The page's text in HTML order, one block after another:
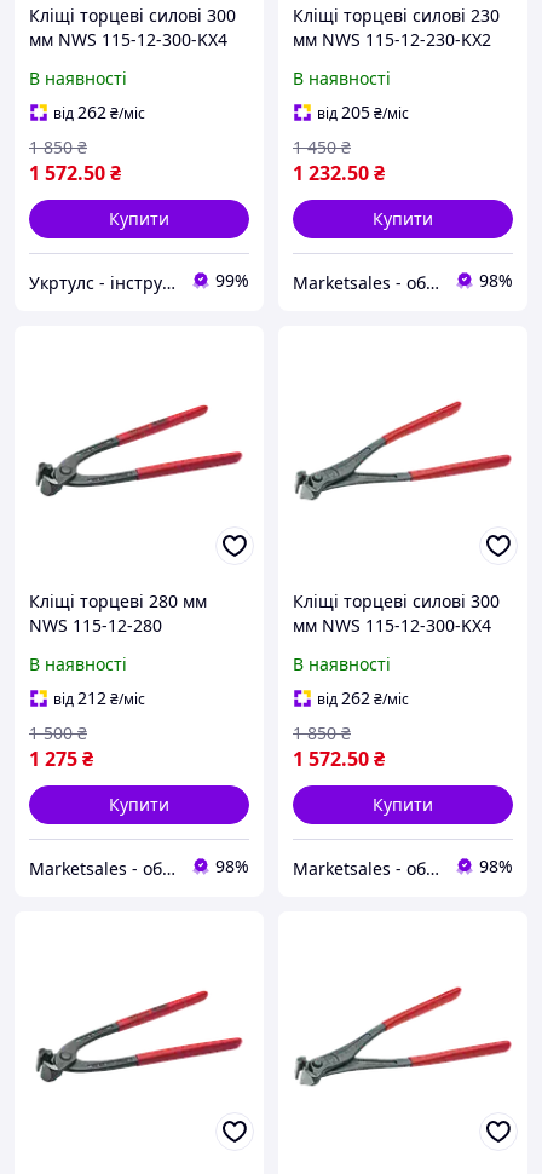
Кліщі торцеві силові 300
мм NWS 115-12-300-KX4
В наявності
від262₴/міс
1 572.50₴
1 850 ₴
Купити
Укртулс - інструменти та обладнання 99%
Кліщі торцеві силові 230
мм NWS 115-12-230-KX2
В наявності
від205₴/міс
1 232.50₴
1 450 ₴
Купити
Marketsales - обладнання та інструменти 98%
Кліщі торцеві 280 мм
NWS 115-12-280
В наявності
від212₴/міс
1 275₴
1 500 ₴
Купити
Marketsales - обладнання та інструменти 98%
Кліщі торцеві силові 300
мм NWS 115-12-300-KX4
В наявності
від262₴/міс
1 572.50₴
1 850 ₴
Купити
Marketsales - обладнання та інструменти 98%